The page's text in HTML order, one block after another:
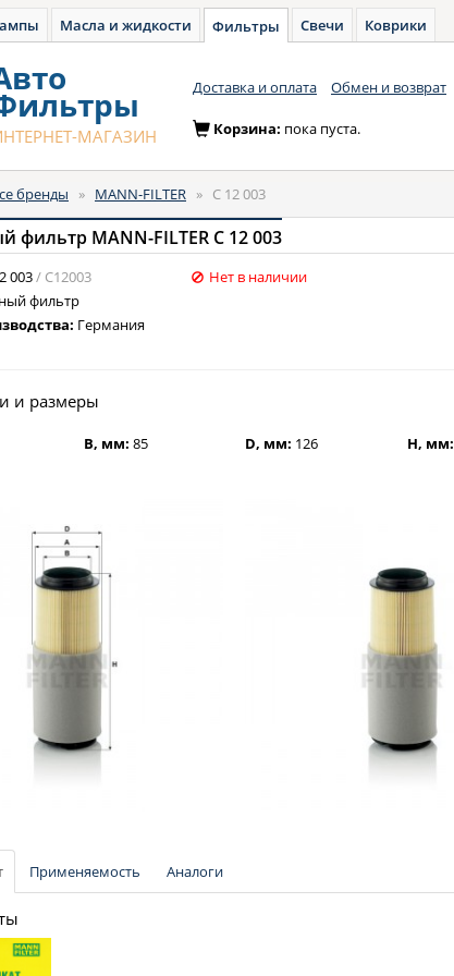
Масла и жидкости Фильтры Свечи Коврики
МАГАЗИН
Доставка и оплата Обмен и возврат
Корзина: пока пуста.
бренды » MANN-FILTER » C 12 003
фильтр MANN-FILTER C 12 003
003/ C12003
фильтр
Германия
Нет в наличии
и размеры
B, мм: 85 D, мм: 126 H, мм:
Применяемость Аналоги